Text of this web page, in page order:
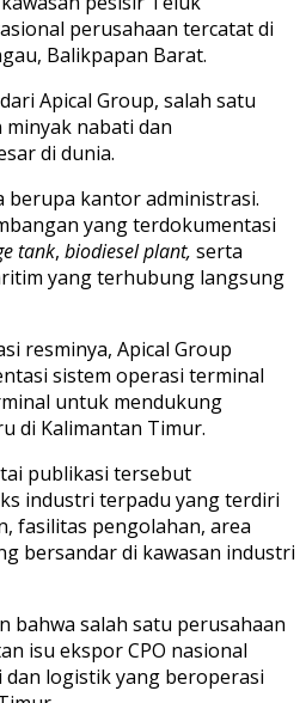
perusahaan tercatat di
Balikpapan Barat.
Apical Group, salah satu
nabati dan
di dunia.
berupa kantor administrasi.
yang terdokumentasi
tank, biodiesel plant, serta
yang terhubung langsung
resminya, Apical Group
sistem operasi terminal
untuk mendukung
di Kalimantan Timur.
publikasi tersebut
industri terpadu yang terdiri
fasilitas pengolahan, area
bersandar di kawasan industri
bahwa salah satu perusahaan
isu ekspor CPO nasional
logistik yang beroperasi